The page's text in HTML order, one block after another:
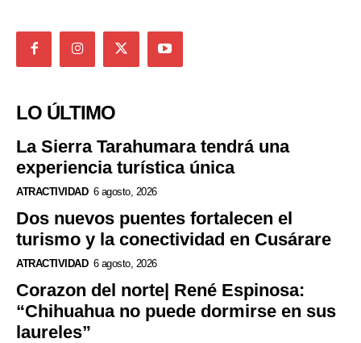
LO ÚLTIMO
La Sierra Tarahumara tendrá una
experiencia turística única
ATRACTIVIDAD 6 agosto, 2026
Dos nuevos puentes fortalecen el
turismo y la conectividad en Cusárare
ATRACTIVIDAD 6 agosto, 2026
Corazon del norte| René Espinosa:
“Chihuahua no puede dormirse en sus
laureles”